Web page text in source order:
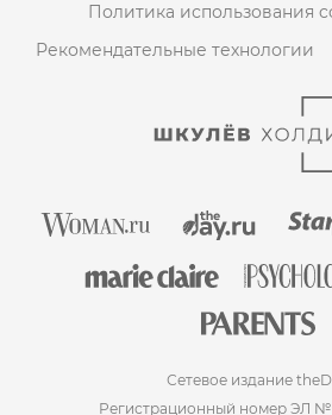
Политика использования
Рекомендательные технологии
Сетевое издание
Регистрационный номер ЭЛ №